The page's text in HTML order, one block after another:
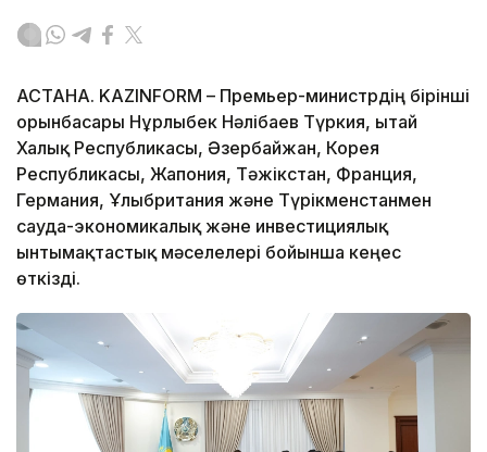
АСТАНА. KAZINFORM – Премьер-министрдің бірінші
орынбасары Нұрлыбек Нәлібаев Түркия, Қытай
Халық Республикасы, Әзербайжан, Корея
Республикасы, Жапония, Тәжікстан, Франция,
Германия, Ұлыбритания және Түрікменстанмен
сауда-экономикалық және инвестициялық
ынтымақтастық мәселелері бойынша кеңес
өткізді.